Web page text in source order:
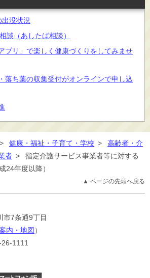
没状況
談（あしたば相談）
プリ」で楽しく健康づくりをしてみませ
落ち葉の収集受付がオンラインで申し込
> 健康・福祉・子育て・学校 >
高齢者・介
者 >
指定介護サービス事業者等に対する
24年度以降）
▲ ページの先頭へ戻る
市7条通9丁目
内・地図 ）
1111